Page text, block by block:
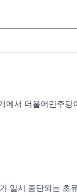
에서 더불어민주당
일시 중단되는 초